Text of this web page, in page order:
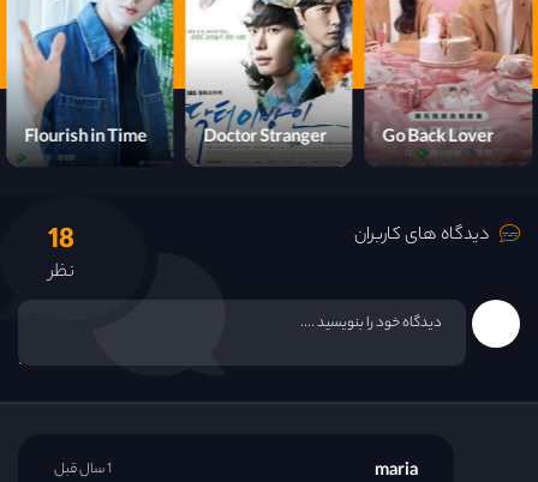
قسمت 22
قسمت 23
قسمت 25
قسمت 26
Go Back Lover
Doctor Stranger
Flourish in Time
دیدگاه های کاربران 18
نظر
maria 1 سال قبل